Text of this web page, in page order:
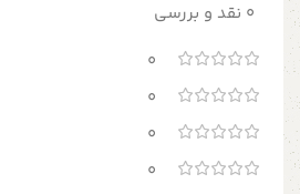
0 نقد و بررسی
0
0
0
0